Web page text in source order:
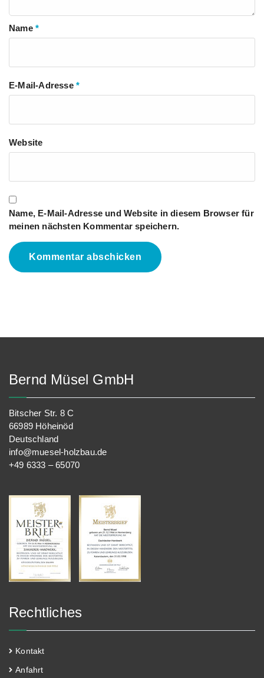
Name *
E-Mail-Adresse *
Website
Name, E-Mail-Adresse und Website in diesem Browser für
meinen nächsten Kommentar speichern.
Bernd Müsel GmbH
Bitscher Str. 8 C
66989 Höheinöd
Deutschland
info@muesel-holzbau.de
+49 6333 – 65070
Rechtliches
Kontakt
Anfahrt